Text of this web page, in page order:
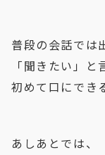
普段の会話では
「聞きたい」と
初めて口にでき
あしあとでは、